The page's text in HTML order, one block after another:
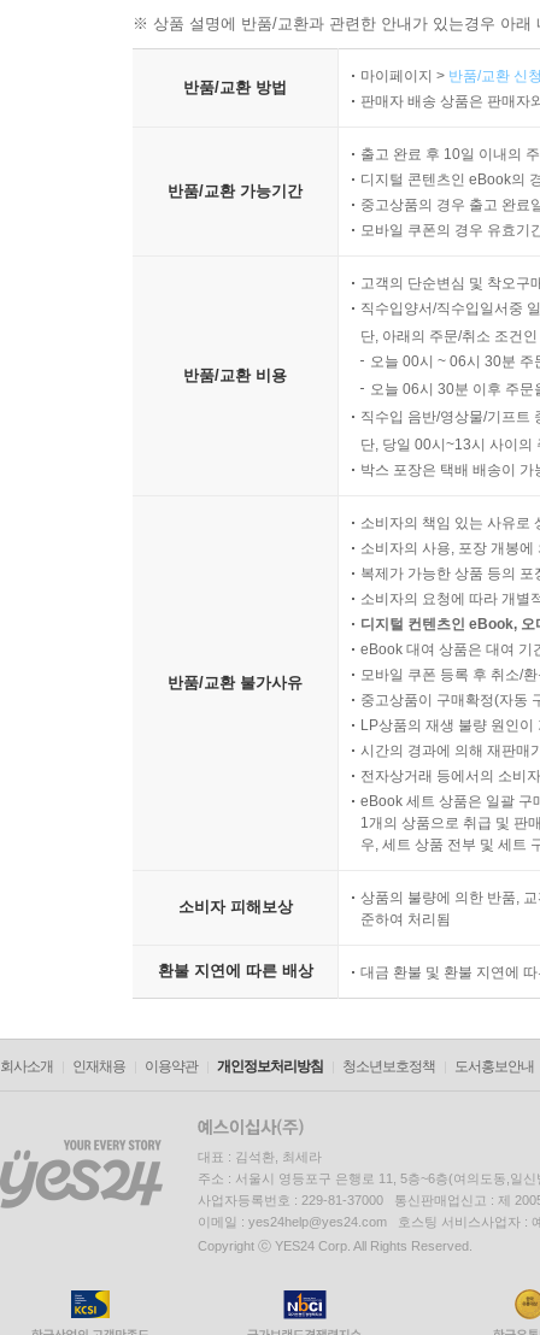
※ 상품 설명에 반품/교환과 관련한 안내가 있는경우 아
반품/교환 방법
마이페이지 > 반품/교환 신
판매자 배송 상품은 판매자
반품/교환 가능기간
출고 완료 후 10일 이내의
디지털 콘텐츠인 eBook의
중고상품의 경우 출고 완료
모바일 쿠폰의 경우 유효기
반품/교환 비용
고객의 단순변심 및 착오구
직수입양서/직수입일서중
단, 아래의 주문/취소 조건
오늘 00시 ~ 06시 30분
오늘 06시 30분 이후 주
직수입 음반/영상물/기프트
단, 당일 00시~13시 사이의
박스 포장은 택배 배송이
반품/교환 불가사유
소비자의 책임 있는 사유로
소비자의 사용, 포장 개봉
복제가 가능한 상품 등의
소비자의 요청에 따라 개별
디지털 컨텐츠인 eBook,
eBook 대여 상품은 대여 기
모바일 쿠폰 등록 후 취소/
중고상품이 구매확정(자동
LP상품의 재생 불량 원인
시간의 경과에 의해 재판매
전자상거래 등에서의 소비
eBook 세트 상품은 일괄 구
1개의 상품으로 취급 및 판
우, 세트 상품 전부 및 세트
소비자 피해보상
상품의 불량에 의한 반품,
준하여 처리됨
환불 지연에 따른 배상 대금 환불 및 환불 지연에
회사소개 인재채용 이용약관 개인정보처리방침 청소년보호정책 도서홍보안내
대표 : 김석환, 최세라
주소 : 서울시 영등포구 은행로 11, 5층~6층(여의도동,일신
사업자등록번호 : 229-81-37000 통신판매업신고 : 제
이메일 : yes24help@yes24.com 호스팅 서비스사업자 :
Copyright ⓒ YES24 Corp. All Rights Reserved.